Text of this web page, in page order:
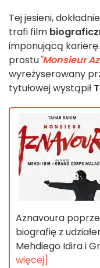
Tej jesieni,
trafi film
imponującą
prostu"Monsieur
wyreżyserowany
tytułowej wystąpił
Aznavoura
biografię z
Mehdiego Idira i
więcej]